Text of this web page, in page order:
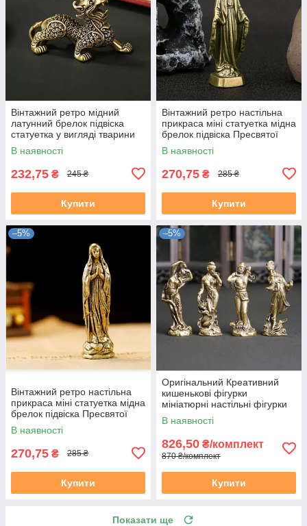
Вінтажний ретро мідний
латунний брелок підвіска
статуетка у вигляді тварини
Дракон
В наявності
232,75 ₴ 245 ₴
Купити
Вінтажний ретро настільна
прикраса міні статуетка мідна
брелок підвіска Пресвятої
Богородиці Діви Марії
В наявності
270,75 ₴ 285 ₴
Купити
–5%
Вінтажний ретро настільна
прикраса міні статуетка мідна
брелок підвіска Пресвятої
Богородиці Діви Марії
В наявності
270,75 ₴ 285 ₴
Купити
–5%
Оригінальний Креативний
кишенькові фігурки
мініатюрні настільні фігурки
Чотири красуні в давньому
Китаї
В наявності
826,50 ₴/комплект
870 ₴/комплект
Купити
Показати ще